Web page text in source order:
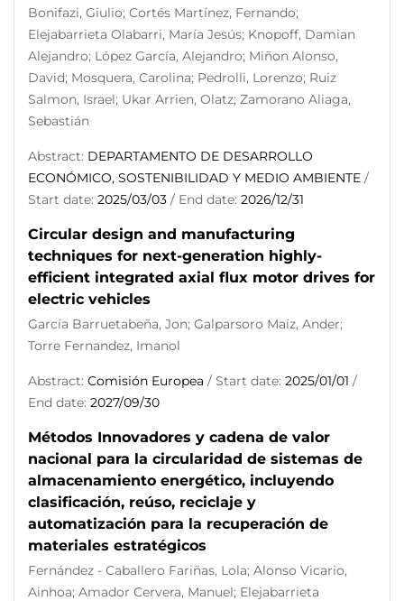
Bonifazi, Giulio; Cortés Martínez, Fernando;
Elejabarrieta Olabarri, María Jesús; Knopoff, Damian
Alejandro; López García, Alejandro; Miñon Alonso,
David; Mosquera, Carolina; Pedrolli, Lorenzo; Ruiz
Salmon, Israel; Ukar Arrien, Olatz; Zamorano Aliaga,
Sebastián
Abstract: DEPARTAMENTO DE DESARROLLO
ECONÓMICO, SOSTENIBILIDAD Y MEDIO AMBIENTE /
Start date: 2025/03/03 / End date: 2026/12/31
Circular design and manufacturing
techniques for next-generation highly-
efficient integrated axial flux motor drives for
electric vehicles
García Barruetabeña, Jon; Galparsoro Maiz, Ander;
Torre Fernandez, Imanol
Abstract: Comisión Europea / Start date: 2025/01/01 /
End date: 2027/09/30
Métodos Innovadores y cadena de valor
nacional para la circularidad de sistemas de
almacenamiento energético, incluyendo
clasificación, reúso, reciclaje y
automatización para la recuperación de
materiales estratégicos
Fernández - Caballero Fariñas, Lola; Alonso Vicario,
Ainhoa; Amador Cervera, Manuel; Elejabarrieta